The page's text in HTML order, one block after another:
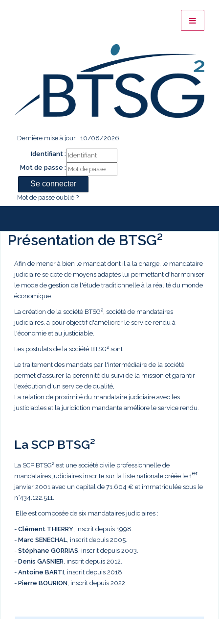
Dernière mise à jour : 10/08/2026
Identifiant :
Mot de passe :
Mot de passe oublié ?
Présentation de BTSG²
Afin de mener à bien le mandat dont il a la charge, le mandataire
judiciaire se dote de moyens adaptés lui permettant d'harmoniser
le mode de gestion de l'étude traditionnelle à la réalité du monde
économique.
La création de la société BTSG², société de mandataires
judiciaires, a pour objectif d'améliorer le service rendu à
l'économie et au justiciable.
Les postulats de la société BTSG² sont :
Le traitement des mandats par l'intermédiaire de la société
permet d'assurer la pérennité du suivi de la mission et garantir
l'exécution d'un service de qualité,
La relation de proximité du mandataire judiciaire avec les
justiciables et la juridiction mandante améliore le service rendu.
La SCP BTSG²
La SCP BTSG² est une société civile professionnelle de
mandataires judiciaires inscrite sur la liste nationale créée le 1er
janvier 2001 avec un capital de 71.604 € et immatriculée sous le
n°434.122.511.
Elle est composée de six mandataires judiciaires :
- Clément THIERRY, inscrit depuis 1998.
- Marc SENECHAL, inscrit depuis 2005.
- Stéphane GORRIAS, inscrit depuis 2003.
- Denis GASNIER, inscrit depuis 2012.
- Antoine BARTI, inscrit depuis 2018
- Pierre BOURION, inscrit depuis 2022